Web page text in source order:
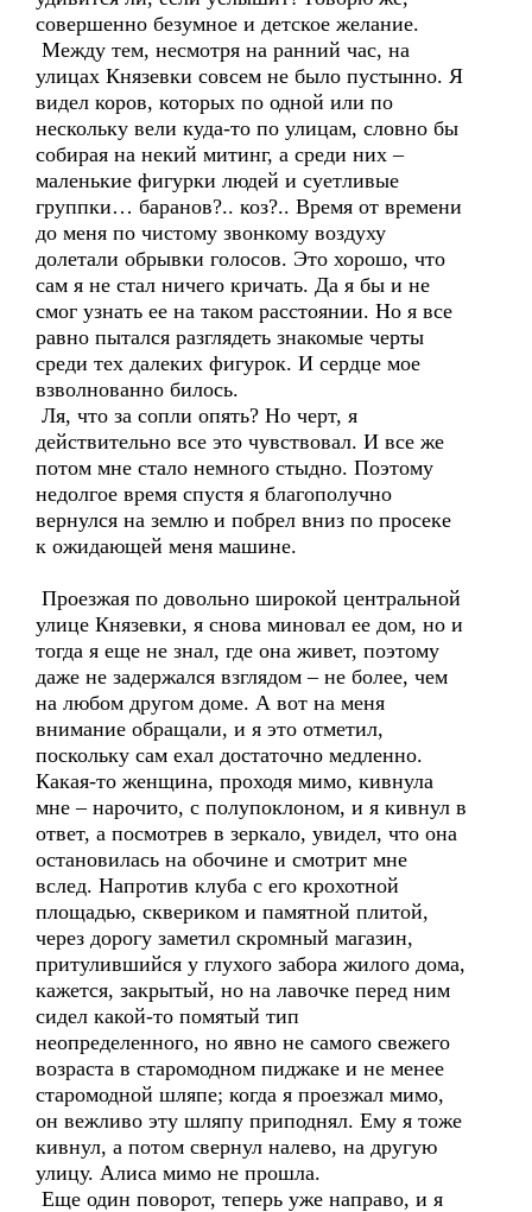
совершенно безумное и детское желание.
Между тем, несмотря на ранний час, на
улицах Князевки совсем не было пустынно. Я
видел коров, которых по одной или по
нескольку вели куда-то по улицам, словно бы
собирая на некий митинг, а среди них –
маленькие фигурки людей и суетливые
группки… баранов?.. коз?.. Время от времени
до меня по чистому звонкому воздуху
долетали обрывки голосов. Это хорошо, что
сам я не стал ничего кричать. Да я бы и не
смог узнать ее на таком расстоянии. Но я все
равно пытался разглядеть знакомые черты
среди тех далеких фигурок. И сердце мое
взволнованно билось.
Ля, что за сопли опять? Но черт, я
действительно все это чувствовал. И все же
потом мне стало немного стыдно. Поэтому
недолгое время спустя я благополучно
вернулся на землю и побрел вниз по просеке
к ожидающей меня машине.
Проезжая по довольно широкой центральной
улице Князевки, я снова миновал ее дом, но и
тогда я еще не знал, где она живет, поэтому
даже не задержался взглядом – не более, чем
на любом другом доме. А вот на меня
внимание обращали, и я это отметил,
поскольку сам ехал достаточно медленно.
Какая-то женщина, проходя мимо, кивнула
мне – нарочито, с полупоклоном, и я кивнул в
ответ, а посмотрев в зеркало, увидел, что она
остановилась на обочине и смотрит мне
вслед. Напротив клуба с его крохотной
площадью, сквериком и памятной плитой,
через дорогу заметил скромный магазин,
притулившийся у глухого забора жилого дома,
кажется, закрытый, но на лавочке перед ним
сидел какой-то помятый тип
неопределенного, но явно не самого свежего
возраста в старомодном пиджаке и не менее
старомодной шляпе; когда я проезжал мимо,
он вежливо эту шляпу приподнял. Ему я тоже
кивнул, а потом свернул налево, на другую
улицу. Алиса мимо не прошла.
Еще один поворот, теперь уже направо, и я